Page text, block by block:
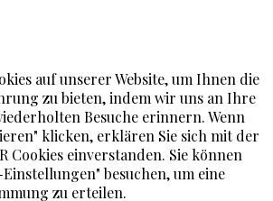
auf unserer Website, um Ihnen die
zu bieten, indem wir uns an Ihre
Besuche erinnern. Wenn
klicken, erklären Sie sich mit der
Cookies einverstanden. Sie können
besuchen, um eine
zu erteilen.